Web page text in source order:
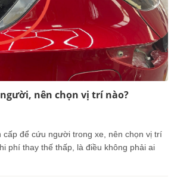
nên chọn vị trí nào?
để cứu người trong xe, nên chọn vị trí
phí thay thế thấp, là điều không phải ai